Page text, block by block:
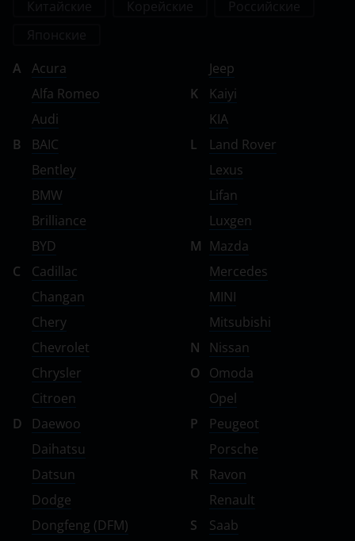
A
Acura
Alfa Romeo
Audi
B
BAIC
Bentley
BMW
Brilliance
BYD
C
Cadillac
Changan
Chery
Chevrolet
Chrysler
Citroen
D
Daewoo
Daihatsu
Datsun
Dodge
Dongfeng (DFM)
Jeep
K
Kaiyi
KIA
L
Land Rover
Lexus
Lifan
Luxgen
M Mazda
Mercedes
MINI
Mitsubishi
N
Nissan
O
Omoda
Opel
P
Peugeot
Porsche
R
Ravon
Renault
S
Saab